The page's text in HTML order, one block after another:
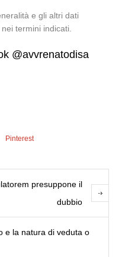
e gli altri dati
termini indicati.
@avvrenatodisa
Pinterest
presuppone il
dubbio
e la natura di veduta o